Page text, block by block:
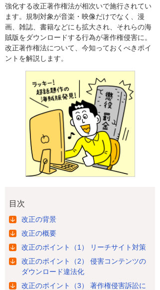
強化する改正著作権法が相次いで施行されてい
ます。規制対象が音楽・映像だけでなく、漫
画、雑誌、書籍などにも拡大され、それらの海
賊版をダウンロードする行為が著作権侵害に。
改正著作権法について、今知っておくべきポイ
ントを解説します。
目次
改正の背景
改正の概要
改正のポイント（1） リーチサイト対策
改正のポイント（2） 侵害コンテンツの
ダウンロード違法化
改正のポイント（3） 著作権侵害訴訟に